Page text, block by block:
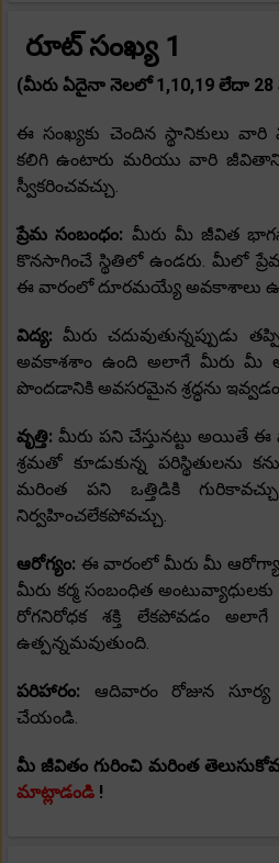
రూట్ సంఖ్య 1
(మీరు ఏదైనా నెలలో 1,10,19 లేదా 28
ఈ సంఖ్యకు చెందిన స్థానికులు
కలిగి ఉంటారు మరియు వారి
స్వీకరించవచ్చు.
ప్రేమ సంబంధం: మీరు మీ జీవిత
కొనసాగించే స్థితిలో ఉండరు. మీలో
ఈ వారంలో దూరమయ్యే అవకాశాలు
విద్య:మీరు చదువుతున్నప్పుడు
అవకాశశాం ఉంది అలాగే మీరు మీ
పొందడానికి అవసరమైన శ్రద్ధను
వృత్తి: మీరు పని చేస్తునట్టు అయితే
శ్రమతో కూడుకున్న పరిస్థితులను
మరింత పని ఒత్తిడికి
నిర్వహించలేకపోవచ్చు.
ఆరోగ్యం: ఈ వారంలో మీరు మీ
మీరు కర్మ సంబంధిత
రోగనిరోధక శక్తి లేకపోవడం అలాగే
ఉత్పన్నమవుతుంది.
పరిహారం: ఆదివారం రోజున
చేయండి.
మీ జీవితం గురించి మరింత
మాట్లాడండి !